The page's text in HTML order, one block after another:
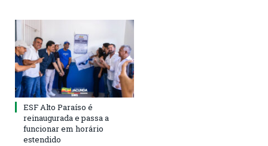
ESF Alto Paraíso é
reinaugurada e passa a
funcionar em horário
estendido